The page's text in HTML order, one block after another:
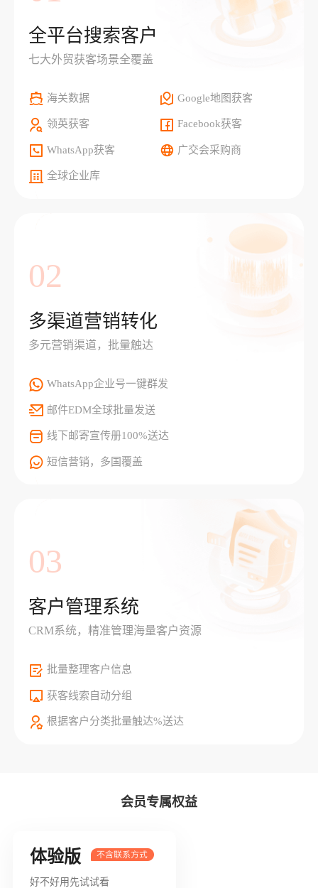
全平台搜索客户
七大外贸获客场景全覆盖
海关数据 Google地图获客
领英获客 Facebook获客
WhatsApp获客 广交会采购商
全球企业库
02
多渠道营销转化
多元营销渠道，批量触达
WhatsApp企业号一键群发
邮件EDM全球批量发送
线下邮寄宣传册100%送达
短信营销，多国覆盖
03
客户管理系统
CRM系统，精准管理海量客户资源
批量整理客户信息
获客线索自动分组
根据客户分类批量触达%送达
会员专属权益
体验版
好不好用先试试看